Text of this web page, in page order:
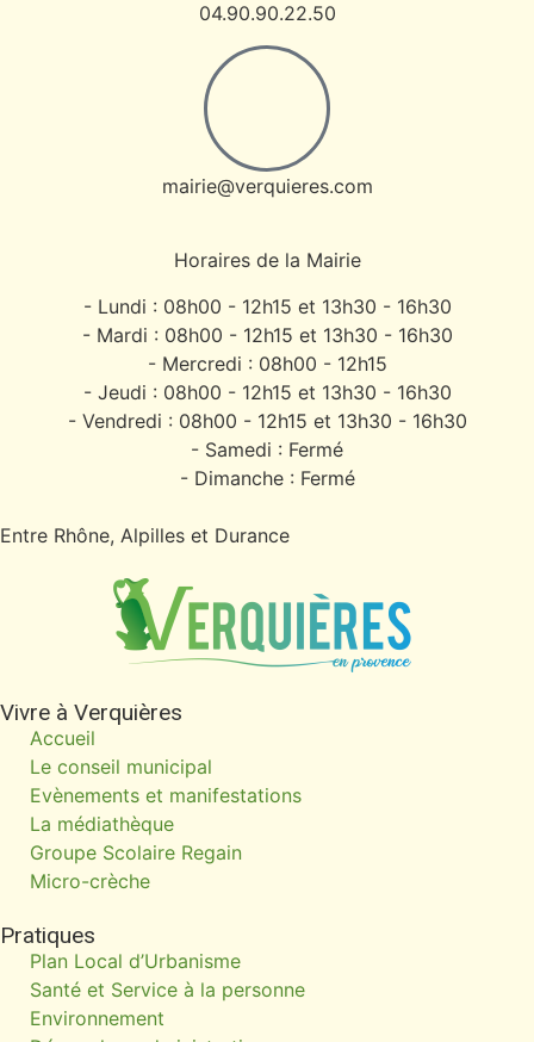
04.90.90.22.50
mairie@verquieres.com
Horaires de la Mairie
- Lundi : 08h00 - 12h15 et 13h30 - 16h30
- Mardi : 08h00 - 12h15 et 13h30 - 16h30
- Mercredi : 08h00 - 12h15
- Jeudi : 08h00 - 12h15 et 13h30 - 16h30
- Vendredi : 08h00 - 12h15 et 13h30 - 16h30
- Samedi : Fermé
- Dimanche : Fermé
Entre Rhône, Alpilles et Durance
Vivre à Verquières
Accueil
Le conseil municipal
Evènements et manifestations
La médiathèque
Groupe Scolaire Regain
Micro-crèche
Pratiques
Plan Local d’Urbanisme
Santé et Service à la personne
Environnement